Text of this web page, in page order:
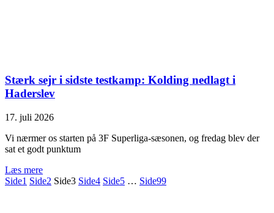
Stærk sejr i sidste testkamp: Kolding nedlagt i
Haderslev
17. juli 2026
Vi nærmer os starten på 3F Superliga-sæsonen, og fredag blev der
sat et godt punktum
Læs mere
Side1 Side2 Side3 Side4 Side5 … Side99